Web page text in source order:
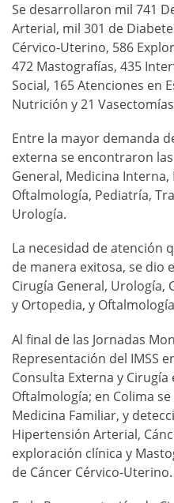
Se desarrollaron mil 741
Arterial, mil 301 de
Cérvico-Uterino, 586
472 Mastografías, 435
Social, 165 Atenciones en
Nutrición y 21
Entre la mayor demanda
externa se encontraron
General, Medicina
Oftalmología, Pediatría,
Urología.
La necesidad de atención
de manera exitosa, se dio
Cirugía General, Urología,
y Ortopedia, y
Al final de las Jornadas
Representación del IMSS
Consulta Externa y Cirugía
Oftalmología; en Colima
Medicina Familiar, y
Hipertensión Arterial,
exploración clínica y
de Cáncer Cérvico-Uterino.